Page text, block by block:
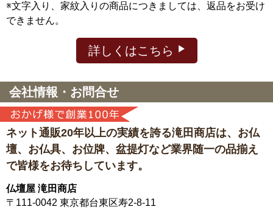
※文字入り、家紋入りの商品につきましては、返品をお受け
できません。
詳しくはこちら
会社情報・お問合せ
ネット通販20年以上の実績を誇る滝田商店は、 お仏
壇、お仏具、お位牌、盆提灯など業界随一の品揃え
で皆様をお待ちしています。
仏壇屋 滝田商店
〒111-0042 東京都台東区寿2-8-11